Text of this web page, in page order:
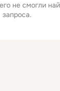
не смогли
запроса.